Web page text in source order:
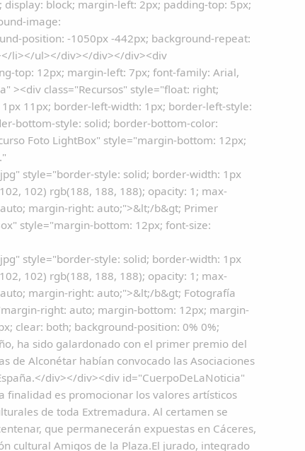
block; margin-left: 2px; padding-top: 5px;
image:
position: -1050px -442px; background-repeat:
li></ul></div></div></div><div
top: 12px; margin-left: 7px; font-family: Arial,
><div class="Recursos" style="float: right;
11px; border-left-width: 1px; border-left-style:
bottom-style: solid; border-bottom-color:
Foto LightBox" style="margin-bottom: 12px;
style="border-style: solid; border-width: 1px
102) rgb(188, 188, 188); opacity: 1; max-
margin-right: auto;">&lt;/b&gt; Primer
style="margin-bottom: 12px; font-size:
style="border-style: solid; border-width: 1px
102) rgb(188, 188, 188); opacity: 1; max-
margin-right: auto;">&lt;/b&gt; Fotografía
right: auto; margin-bottom: 12px; margin-
clear: both; background-position: 0% 0%;
ha sido galardonado con el primer premio del
de Alconétar habían convocado las Asociaciones
div></div><div id="CuerpoDeLaNoticia"
finalidad es promocionar los valores artísticos
de toda Extremadura. Al certamen se
que permanecerán expuestas en Cáceres,
cultural Amigos de la Plaza.El jurado, integrado